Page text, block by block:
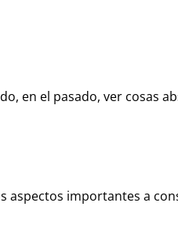
en el pasado, ver cosas
aspectos importantes a